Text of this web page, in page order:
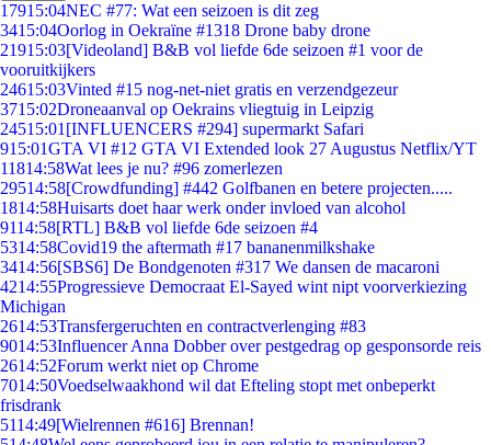
17915:04NEC #77: Wat een seizoen is dit zeg
3415:04Oorlog in Oekraïne #1318 Drone baby drone
21915:03[Videoland] B&B vol liefde 6de seizoen #1 voor de
vooruitkijkers
24615:03Vinted #15 nog-net-niet gratis en verzendgezeur
3715:02Droneaanval op Oekrains vliegtuig in Leipzig
24515:01 [INFLUENCERS #294] supermarkt Safari
915:01GTA VI #12 GTA VI Extended look 27 Augustus Netflix/YT
11814:58Wat lees je nu? #96 zomerlezen
29514:58[Crowdfunding] #442 Golfbanen en betere projecten.....
1814:58Huisarts doet haar werk onder invloed van alcohol
9114:58[RTL] B&B vol liefde 6de seizoen #4
5314:58Covid19 the aftermath #17 bananenmilkshake
3414:56[SBS6] De Bondgenoten #317 We dansen de macaroni
4214:55Progressieve Democraat El-Sayed wint nipt voorverkiezing
Michigan
2614:53Transfergeruchten en contractverlenging #83
9014:53Influencer Anna Dobber over pestgedrag op gesponsorde reis
2614:52Forum werkt niet op Chrome
7014:50Voedselwaakhond wil dat Efteling stopt met onbeperkt
frisdrank
5114:49[Wielrennen #616] Brennan!